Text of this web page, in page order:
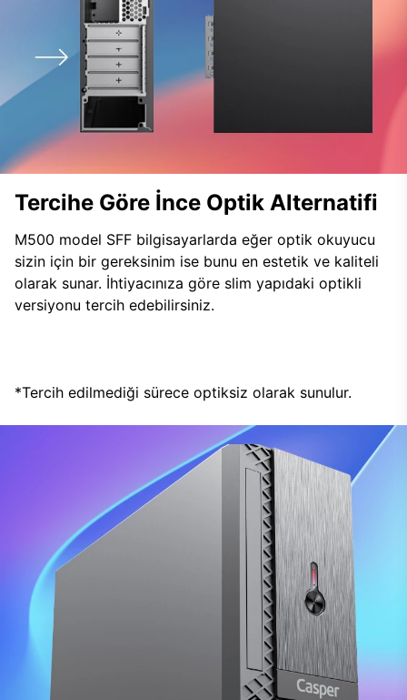
Tercihe Göre İnce Optik Alternatifi
M500 model SFF bilgisayarlarda eğer optik okuyucu
sizin için bir gereksinim ise bunu en estetik ve kaliteli
olarak sunar. İhtiyacınıza göre slim yapıdaki optikli
versiyonu tercih edebilirsiniz.
*Tercih edilmediği sürece optiksiz olarak sunulur.